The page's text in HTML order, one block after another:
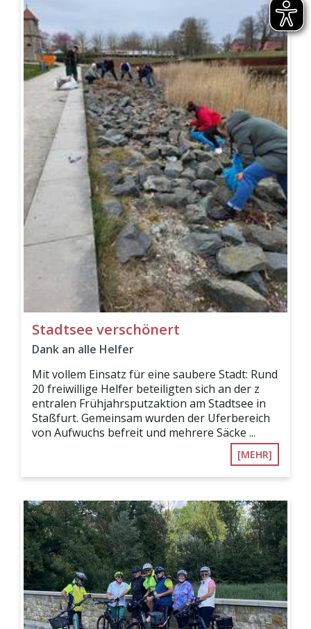
Stadtsee verschönert
Dank an alle Helfer
Mit vollem Einsatz für eine saubere Stadt: Rund
20 freiwillige Helfer beteiligten sich an der z
entralen Frühjahrsputzaktion am Stadtsee in
Staßfurt. Gemeinsam wurden der Uferbereich
von Aufwuchs befreit und mehrere Säcke ...
[MEHR]